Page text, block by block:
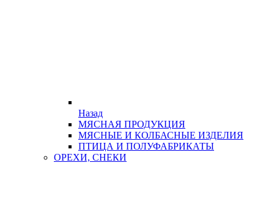
Назад
МЯСНАЯ ПРОДУКЦИЯ
МЯСНЫЕ И КОЛБАСНЫЕ ИЗДЕЛИЯ
ПТИЦА И ПОЛУФАБРИКАТЫ
ОРЕХИ, СНЕКИ